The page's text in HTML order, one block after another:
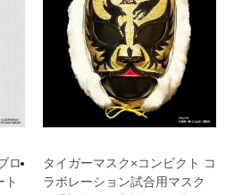
ロ
ト
タイガーマスク×コンビクト コ
ラボレーション試合用マスク